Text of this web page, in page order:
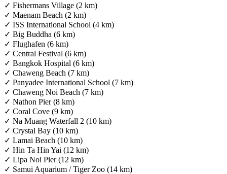
✓ Fishermans Village (2 km)
✓ Maenam Beach (2 km)
✓ ISS International School (4 km)
✓ Big Buddha (6 km)
✓ Flughafen (6 km)
✓ Central Festival (6 km)
✓ Bangkok Hospital (6 km)
✓ Chaweng Beach (7 km)
✓ Panyadee International School (7 km)
✓ Chaweng Noi Beach (7 km)
✓ Nathon Pier (8 km)
✓ Coral Cove (9 km)
✓ Na Muang Waterfall 2 (10 km)
✓ Crystal Bay (10 km)
✓ Lamai Beach (10 km)
✓ Hin Ta Hin Yai (12 km)
✓ Lipa Noi Pier (12 km)
✓ Samui Aquarium / Tiger Zoo (14 km)